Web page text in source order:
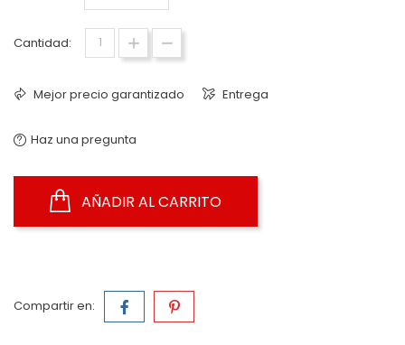
Cantidad:
Mejor precio garantizado Entrega
Haz una pregunta
AÑADIR AL CARRITO
Compartir en: